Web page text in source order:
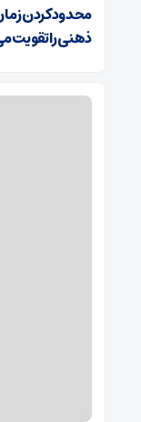
ذهنی را تقویت